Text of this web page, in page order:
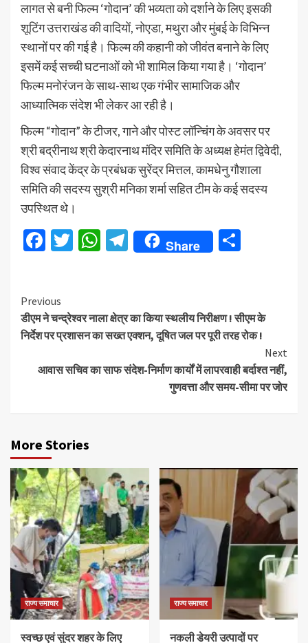
लागत से बनी फिल्म ‘गोदान’ की भव्यता को दर्शाने के लिए इसकी
शूटिंग उत्तराखंड की वादियों, नोएडा, मथुरा और मुंबई के विभिन्न
स्थानों पर की गई है। फिल्म की कहानी को जीवंत बनाने के लिए
इसमें कई सच्ची घटनाओं को भी शामिल किया गया है। ‘गोदान’
फिल्म मनोरंजन के साथ-साथ एक गंभीर सामाजिक और
आध्यात्मिक संदेश भी लेकर आ रही है।
फिल्म “गोदान” के टीजर, गाने और पोस्ट लॉन्चिंग के अवसर पर
श्री बद्रीनाथ श्री केदारनाथ मंदिर समिति के अध्यक्ष हेमंत द्विवेदी,
विश्व संवाद केंद्र के प्रबंधक सुरेंद्र मित्तल, कामधेनु गौशाला
समिति की सदस्य सुश्री मनिका शर्मा सहित टीम के कई सदस्य
उपस्थित थे।
Facebook
Twitter
WhatsApp
Telegram
Share
Continue
Reading
Previous
डीएम ने चन्द्रेश्वर नाला क्षेत्र का किया स्थलीय निरीक्षण ! सीएम के
निर्देश पर प्रशासन का सख्त एक्शन, दूषित जल पर पूरी तरह रोक !
Next
आवास सचिव का साफ संदेश-निर्माण कार्यों में लापरवाही बर्दाश्त नहीं,
गुणवत्ता और समय-सीमा पर जोर
More Stories
राज्य समाचार
स्वच्छ एवं सुंदर शहर के लिए
राज्य समाचार
नकली डेयरी उत्पादों पर